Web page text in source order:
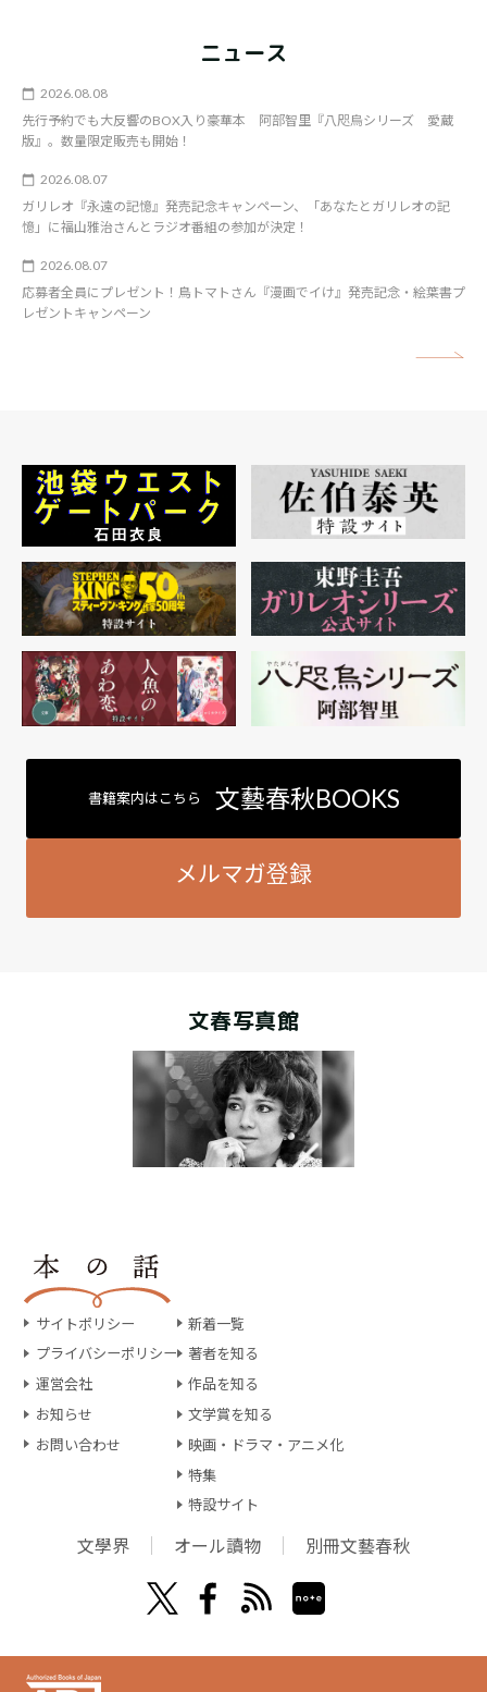
ニュース
2026.08.08
先行予約でも大反響のBOX入り豪華本 阿部智里『八咫烏シリーズ 愛蔵
版』。数量限定販売も開始！
2026.08.07
ガリレオ『永遠の記憶』発売記念キャンペーン、「あなたとガリレオの記
憶」に福山雅治さんとラジオ番組の参加が決定！
2026.08.07
応募者全員にプレゼント！鳥トマトさん『漫画でイけ』発売記念・絵葉書プ
レゼントキャンペーン
書籍案内はこちら 文藝春秋BOOKS
メルマガ登録
文春写真館
サイトポリシー
プライバシーポリシー
運営会社
お知らせ
お問い合わせ
新着一覧
著者を知る
作品を知る
文学賞を知る
映画・ドラマ・アニメ化
特集
特設サイト
文學界 オール讀物 別冊文藝春秋